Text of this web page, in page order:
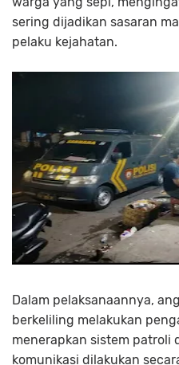
sering dijadikan sasaran
pelaku kejahatan.
Dalam pelaksanaannya,
berkeliling melakukan
menerapkan sistem patroli
komunikasi dilakukan